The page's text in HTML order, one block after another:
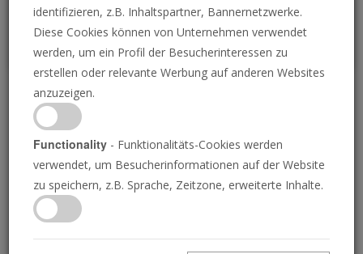
Deutschland auf dem
Vormarsch
06.05.2025 • 18 Minuten
In ganz Europa schlagen der militärische
Aufstieg Deutschlands und der Anstieg der
identifizieren, z.B. Inhaltspartner, Bannernetzwerke.
Diese Cookies können von Unternehmen verwendet
werden, um ein Profil der Besucherinteressen zu
erstellen oder relevante Werbung auf anderen Websites
anzuzeigen.
Functionality - Funktionalitäts-Cookies werden
verwendet, um Besucherinformationen auf der Website
zu speichern, z.B. Sprache, Zeitzone, erweiterte Inhalte.